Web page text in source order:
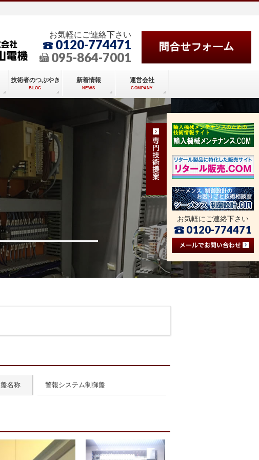
お気軽にご連絡下さい
0120-774471
095-864-7001
技術者のつぶやき
BLOG
新着情報
NEWS
運営会社
COMPANY
盤名称 警報システム制御盤
お気軽にご連絡下さい
0120-774471